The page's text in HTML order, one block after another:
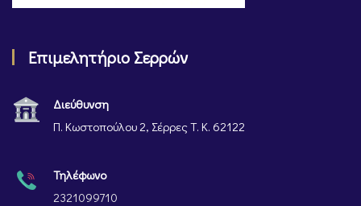
Επιμελητήριο Σερρών
Διεύθυνση
Π. Κωστοπούλου 2, Σέρρες Τ. Κ. 62122
Τηλέφωνο
2321099710